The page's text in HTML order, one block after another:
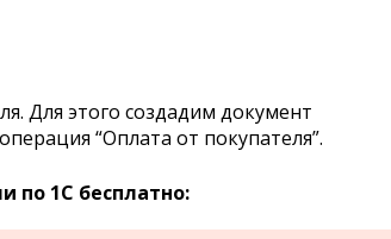
Для этого создадим документ
“Оплата от покупателя”.
по 1С бесплатно: